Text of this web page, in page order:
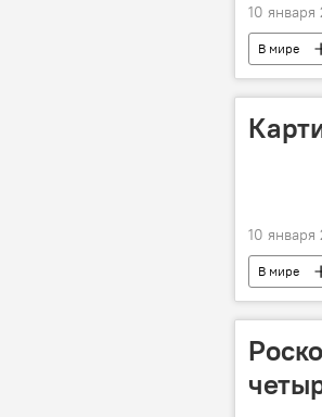
10 января
В мире
10 января
В мире